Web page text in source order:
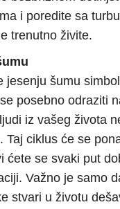
i poredite sa
trenutno živite.
jesenju šumu
posebno odraziti
iz vašeg života
Taj ciklus će se
ćete se svaki put
Važno je samo
stvari u životu